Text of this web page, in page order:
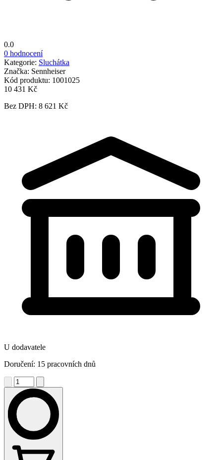
0.0
0 hodnocení
Kategorie: Sluchátka
Značka: Sennheiser
Kód produktu: 1001025
10 431 Kč
Bez DPH: 8 621 Kč
U dodavatele
Doručení: 15 pracovních dnů